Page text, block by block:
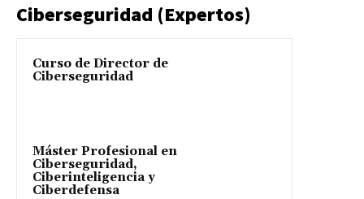
Ciberseguridad (Expertos)
Curso de Director de
Ciberseguridad
Máster Profesional en
Ciberseguridad,
Ciberinteligencia y
Ciberdefensa